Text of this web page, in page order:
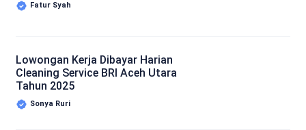
Fatur Syah
Lowongan Kerja Dibayar Harian
Cleaning Service BRI Aceh Utara
Tahun 2025
Sonya Ruri